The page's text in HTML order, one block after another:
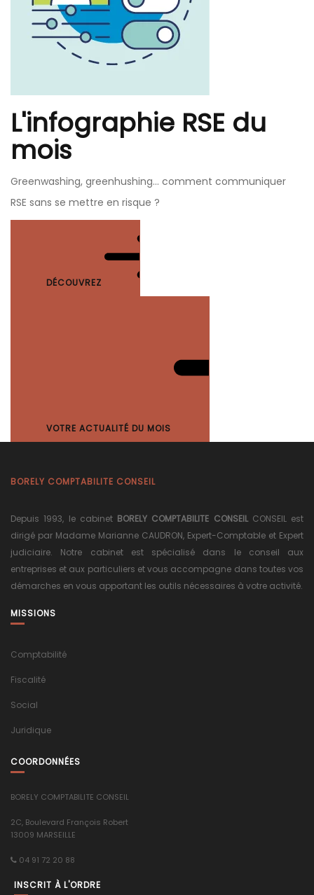
L'infographie RSE du
mois
Greenwashing, greenhushing… comment communiquer
RSE sans se mettre en risque ?
DÉCOUVREZ
VOTRE ACTUALITÉ DU MOIS
BORELY COMPTABILITE CONSEIL
Depuis 1993, le cabinet BORELY COMPTABILITE CONSEILCONSEIL est
dirigé par Madame Marianne CAUDRON, Expert-Comptable et Expert
judiciaire. Notre cabinet est spécialisé dans le conseil aux
entreprises et aux particuliers et vous accompagne dans toutes vos
démarches en vous apportant les outils nécessaires à votre activité.
MISSIONS
Comptabilité
Fiscalité
Social
Juridique
COORDONNÉES
BORELY COMPTABILITE CONSEIL
2C, Boulevard François Robert
13009 MARSEILLE
04 91 72 20 88
INSCRIT À L'ORDRE